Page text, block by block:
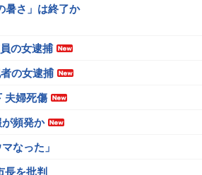
暑さ」は終了か
の女逮捕
の女逮捕
夫婦死傷
が頻発か
なった」
長を批判